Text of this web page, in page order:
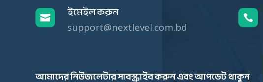
 ইমেইল করুন
support@nextlevel.com.bd

আমাদের নিউজলেটার সাবস্ক্রাইব করুন এবং আপডেট থাকুন